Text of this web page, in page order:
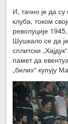
И, тачно је да
клуба, током
револуције
Шушкало се да
сплитски
памет да
„билих“ купују